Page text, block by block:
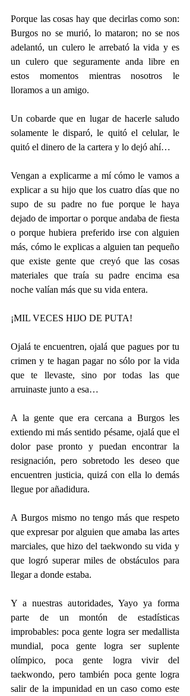
Porque las cosas hay que decirlas como son:
Burgos no se murió, lo mataron; no se nos
adelantó, un culero le arrebató la vida y es
un culero que seguramente anda libre en
estos momentos mientras nosotros le
lloramos a un amigo.
Un cobarde que en lugar de hacerle saludo
solamente le disparó, le quitó el celular, le
quitó el dinero de la cartera y lo dejó ahí…
Vengan a explicarme a mí cómo le vamos a
explicar a su hijo que los cuatro días que no
supo de su padre no fue porque le haya
dejado de importar o porque andaba de fiesta
o porque hubiera preferido irse con alguien
más, cómo le explicas a alguien tan pequeño
que existe gente que creyó que las cosas
materiales que traía su padre encima esa
noche valían más que su vida entera.
¡MIL VECES HIJO DE PUTA!
Ojalá te encuentren, ojalá que pagues por tu
crimen y te hagan pagar no sólo por la vida
que te llevaste, sino por todas las que
arruinaste junto a esa…
A la gente que era cercana a Burgos les
extiendo mi más sentido pésame, ojalá que el
dolor pase pronto y puedan encontrar la
resignación, pero sobretodo les deseo que
encuentren justicia, quizá con ella lo demás
llegue por añadidura.
A Burgos mismo no tengo más que respeto
que expresar por alguien que amaba las artes
marciales, que hizo del taekwondo su vida y
que logró superar miles de obstáculos para
llegar a donde estaba.
Y a nuestras autoridades, Yayo ya forma
parte de un montón de estadísticas
improbables: poca gente logra ser medallista
mundial, poca gente logra ser suplente
olímpico, poca gente logra vivir del
taekwondo, pero también poca gente logra
salir de la impunidad en un caso como este